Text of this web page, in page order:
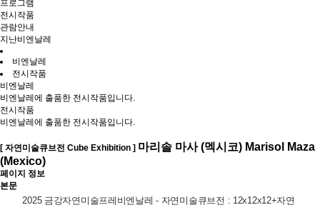
프로그램
전시작품
관람안내
지난비엔날레
비엔날레
전시작품
비엔날레
비엔날레에 출품한 전시작품입니다.
전시작품
비엔날레에 출품한 전시작품입니다.
[ 자연미술큐브전 Cube Exhibition ] 마리솔 마사 (멕시코) Marisol Maza
(Mexico)
페이지 정보
본문
2025 금강자연미술프레비엔날레 - 자연미술큐브전 : 12x12x12+자연